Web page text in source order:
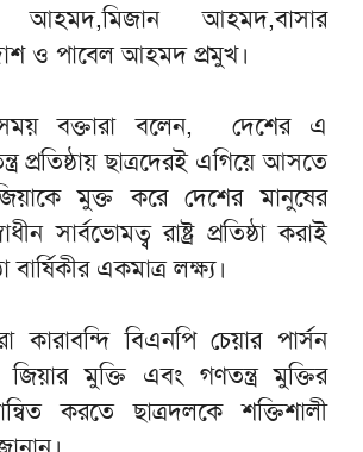
আহমদ,মিজান আহমদ,বাসার
ও পাবেল আহমদ প্রমুখ।
বক্তারা বলেন, দেশের এ
প্রতিষ্ঠায় ছাত্রদেরই এগিয়ে আসতে
মুক্ত করে দেশের মানুষের
সার্বভোমত্ব রাষ্ট্র প্রতিষ্ঠা করাই
বার্ষিকীর একমাত্র লক্ষ্য।
কারাবন্দি বিএনপি চেয়ার পার্সন
মুক্তি এবং গণতন্ত্র মুক্তির
করতে ছাত্রদলকে শক্তিশালী